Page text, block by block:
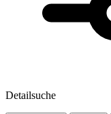
Detailsuche